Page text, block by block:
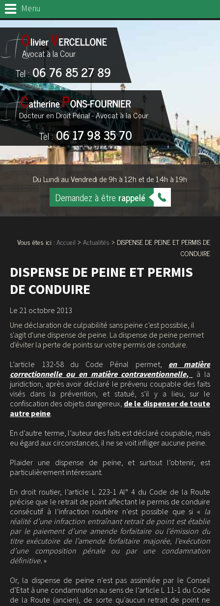
Menu
Avocat à la Cour
Tel :06 76 85 27 89
Docteur en Droit Pénal - Avocat à la Cour
Tel :06 17 98 35 70
Du Lundi au Vendredi de 9h à 12h et de 14h à 19h
Demandez à être rappelé
Vous êtes ici :Accueil >Actualités > DISPENSE DE PEINE ET PERMIS DE
CONDUIRE
DISPENSE DE PEINE ET PERMIS
DE CONDUIRE
Le 21 octobre 2013
Une déclaration de culpabilité sans peine c'est possible, il
s'agit d'une dispense de peine. La dispense de peine permet
d'éviter la perte de points sur votre permis de conduire.
L’article 132-58 du Code Pénal permet, en matière
correctionnelle ou en matière contraventionnelle,
à la
juridiction, après avoir déclaré le prévenu coupable des faits
visés dans la prévention, et statué, s’il y a lieu, sur le
confiscation des objets dangereux, de le dispenser de toute
autre peine.
En d’autre terme, l’auteur des faits est déclaré coupable, mais
eu égard aux circonstances, il ne se voit infliger aucune peine.
Plaider une dispense de peine, et surtout l’obtenir, est
particulièrement intéressant.
En droit routier, l’article L 223-1 Al° 4 du Code de la Route
précise que le retrait de point affectant le permis de conduire
consécutif à l’infraction routière n’est possible que si « la
réalité d’une infraction entraînant retrait de point est établie
par le paiement d’une amende forfaitaire ou l’émission du
titre exécutoire de l’amende forfaitaire majorée, l’exécution
d’une composition pénale ou par une condamnation
définitive. »
Or, la dispense de peine n’est pas assimilée par le Conseil
d’Etat à une condamnation au sens de l’article L 11-1 du Code
de la Route (ancien), de sorte qu’aucun retrait de point ne